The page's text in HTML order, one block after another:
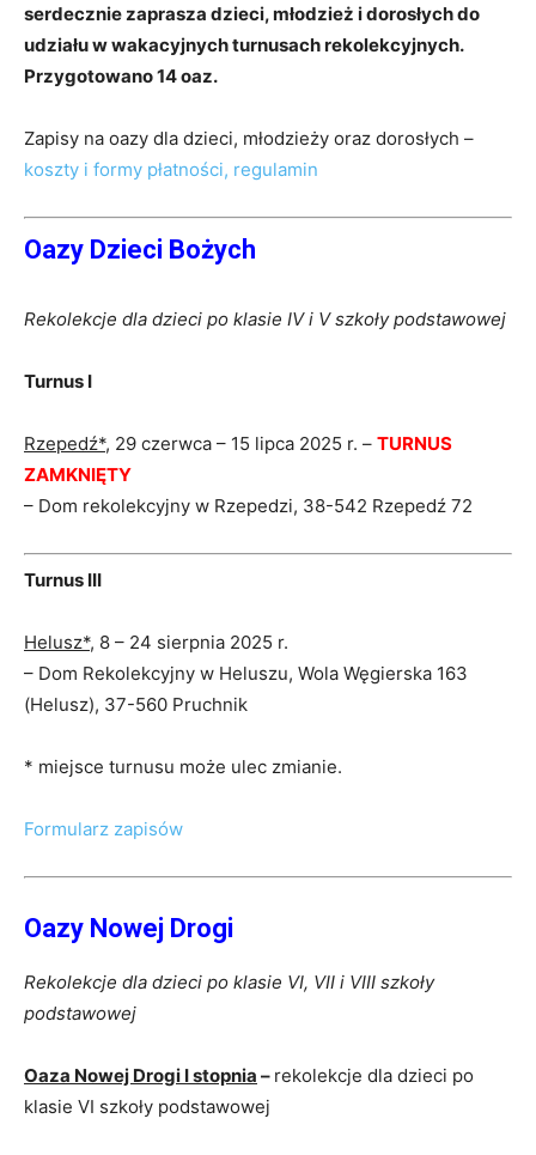
serdecznie zaprasza dzieci, młodzież i dorosłych do
udziału w wakacyjnych turnusach rekolekcyjnych.
Przygotowano 14 oaz.
Zapisy na oazy dla dzieci, młodzieży oraz dorosłych –
koszty i formy płatności, regulamin
Oazy Dzieci Bożych
Rekolekcje dla dzieci po klasie IV i V szkoły podstawowej
Turnus I
Rzepedź*, 29 czerwca – 15 lipca 2025 r. – TURNUS
ZAMKNIĘTY
– Dom rekolekcyjny w Rzepedzi, 38-542 Rzepedź 72
Turnus III
Helusz*, 8 – 24 sierpnia 2025 r.
– Dom Rekolekcyjny w Heluszu, Wola Węgierska 163
(Helusz), 37-560 Pruchnik
* miejsce turnusu może ulec zmianie.
Formularz zapisów
Oazy Nowej Drogi
Rekolekcje dla dzieci po klasie VI, VII i VIII szkoły
podstawowej
Oaza Nowej Drogi I stopnia – rekolekcje dla dzieci po
klasie VI szkoły podstawowej